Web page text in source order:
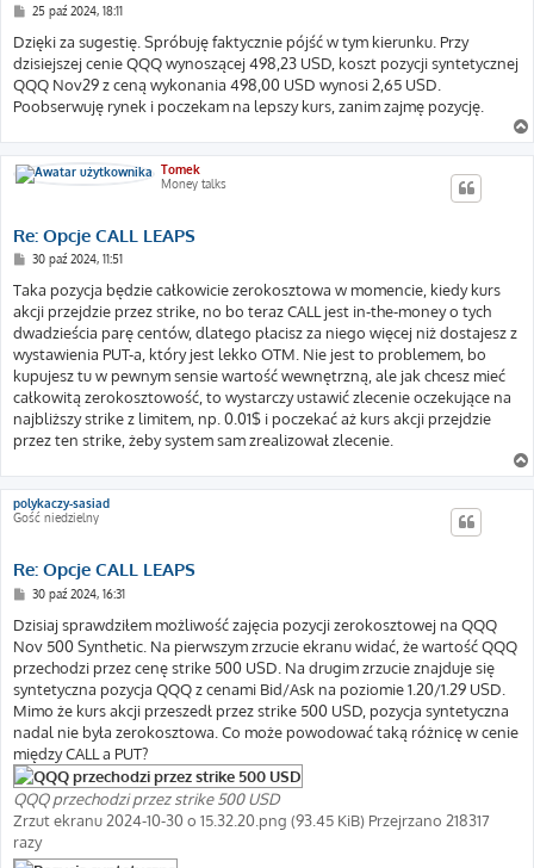
P
s
t
25 paź 2024, 18:11
Dzięki za sugestię. Spróbuję faktycznie pójść w tym kierunku. Przy
dzisiejszej cenie QQQ wynoszącej 498,23 USD, koszt pozycji syntetycznej
QQQ Nov29 z ceną wykonania 498,00 USD wynosi 2,65 USD.
Poobserwuję rynek i poczekam na lepszy kurs, zanim zajmę pozycję.
Tomek
Money talks
Re: Opcje CALL LEAPS
P
s
30 paź 2024, 11:51
Taka pozycja będzie całkowicie zerokosztowa w momencie, kiedy kurs
akcji przejdzie przez strike, no bo teraz CALL jest in-the-money o tych
dwadzieścia parę centów, dlatego płacisz za niego więcej niż dostajesz z
wystawienia PUT-a, który jest lekko OTM. Nie jest to problemem, bo
kupujesz tu w pewnym sensie wartość wewnętrzną, ale jak chcesz mieć
całkowitą zerokosztowość, to wystarczy ustawić zlecenie oczekujące na
najbliższy strike z limitem, np. 0.01$ i poczekać aż kurs akcji przejdzie
przez ten strike, żeby system sam zrealizował zlecenie.
polykaczy-sasiad
Gość niedzielny
Re: Opcje CALL LEAPS
P
s
t
30 paź 2024, 16:31
Dzisiaj sprawdziłem możliwość zajęcia pozycji zerokosztowej na QQQ
Nov 500 Synthetic. Na pierwszym zrzucie ekranu widać, że wartość QQQ
przechodzi przez cenę strike 500 USD. Na drugim zrzucie znajduje się
syntetyczna pozycja QQQ z cenami Bid/Ask na poziomie 1.20/1.29 USD.
Mimo że kurs akcji przeszedł przez strike 500 USD, pozycja syntetyczna
nadal nie była zerokosztowa. Co może powodować taką różnicę w cenie
między CALL a PUT?
QQQ przechodzi przez strike 500 USD
Zrzut ekranu 2024-10-30 o 15.32.20.png (93.45 KiB) Przejrzano 218317
razy